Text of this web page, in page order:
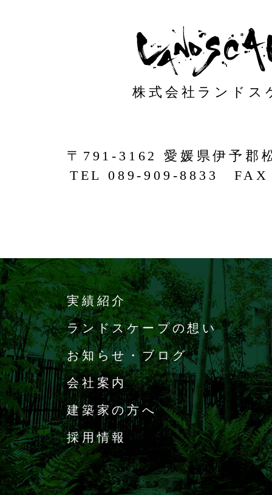
〒791-3162 愛媛県伊予郡
TEL 089-909-8833 FAX
株式会社ランドス
実績紹介
ランドスケープの想い
お知らせ・ブログ
会社案内
建築家の方へ
採用情報